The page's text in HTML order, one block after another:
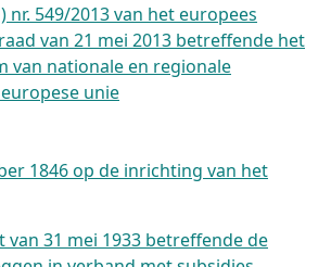
nr. 549/2013 van het europees
van 21 mei 2013 betreffende het
van nationale en regionale
unie
1846 op de inrichting van het
31 mei 1933 betreffende de